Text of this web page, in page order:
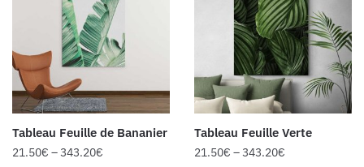
Tableau Feuille de Bananier
21.50€ –343.20€
Tableau Feuille Verte
21.50€ –343.20€